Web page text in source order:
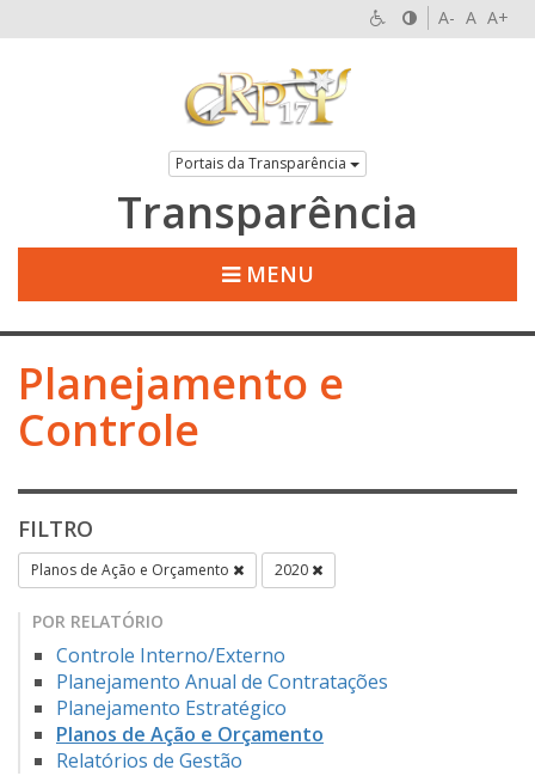
A- A A+
Portais da Transparência
Transparência
MENU
Planejamento e
Controle
FILTRO
Planos de Ação e Orçamento 2020
POR RELATÓRIO
Controle Interno/Externo
Planejamento Anual de Contratações
Planejamento Estratégico
Planos de Ação e Orçamento
Relatórios de Gestão